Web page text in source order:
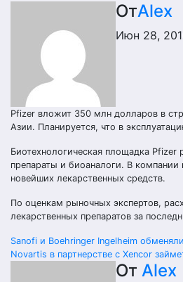
ОтAlex
Июн 28,
Pfizer вложит 350 млн долларов в
Азии. Планируется, что в
Биотехнологическая площадка Pfizer
препараты и биоаналоги. В компании
новейших лекарственных средств.
По оценкам рыночных экспертов,
лекарственных препаратов за
Навигация
Sanofi и Boehringer Ingelheim
Novartis в партнерстве с Xencor
От Alex